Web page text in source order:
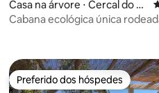
Casa na árvore ⋅ Cercal do Al
entejo
Cabana ecológica única
Preferido dos hóspedes
Preferido dos hóspedes